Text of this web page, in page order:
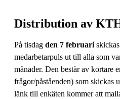
Distribution av
På tisdag den 7 februari
medarbetarpuls ut till alla som
månader. Den består av kortare
frågor/påståenden) som skickas
länk till enkäten kommer att